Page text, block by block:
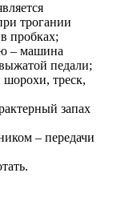
трогании
пробках;
– машина
педали;
треск,
запах
– передачи